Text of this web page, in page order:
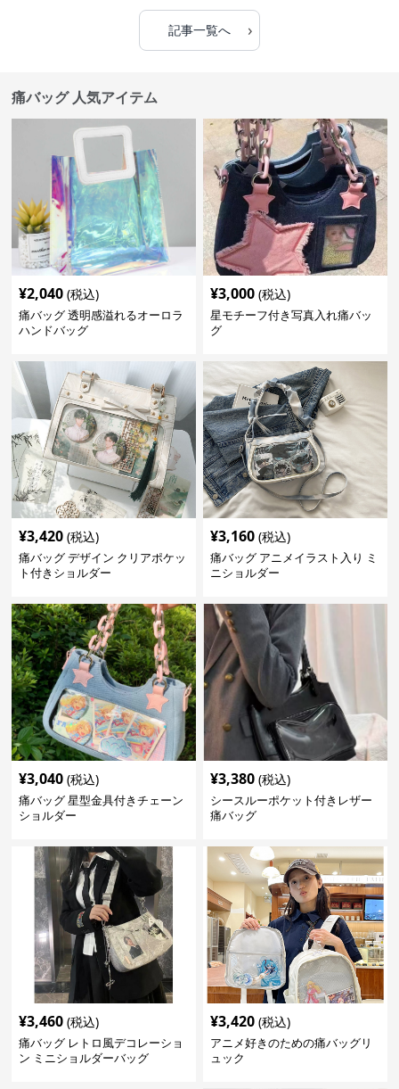
記事一覧へ ›
痛バッグ 人気アイテム
¥2,040 (税込)
痛バッグ 透明感溢れるオーロラ
ハンドバッグ
¥3,000 (税込)
星モチーフ付き写真入れ痛バッ
グ
¥3,420 (税込)
痛バッグ デザイン クリアポケッ
ト付きショルダー
¥3,160 (税込)
痛バッグ アニメイラスト入り ミ
ニショルダー
¥3,040 (税込)
痛バッグ 星型金具付きチェーン
ショルダー
¥3,380 (税込)
シースルーポケット付きレザー
痛バッグ
¥3,460 (税込)
痛バッグ レトロ風デコレーショ
ン ミニショルダーバッグ
¥3,420 (税込)
アニメ好きのための痛バッグリ
ュック